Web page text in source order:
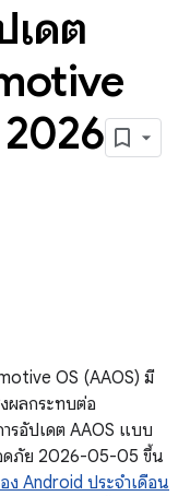
เดต
OS (AAOS) มี
ผลกระทบต่อ
รอัปเดต AAOS แบบ
ดภัย 2026-05-05 ขึ้น
ง Android ประจำเดือน